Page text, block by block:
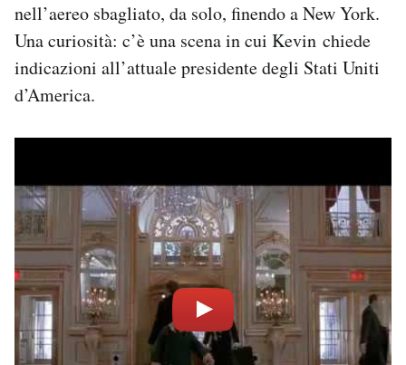
nell’aereo sbagliato, da solo, finendo a New York.
Una curiosità: c’è una scena in cui Kevin chiede
indicazioni all’attuale presidente degli Stati Uniti
d’America.